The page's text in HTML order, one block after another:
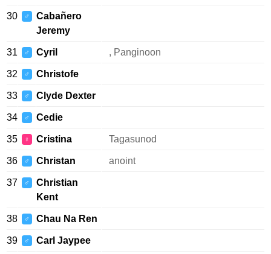
30 ♂
Cabañero
Jeremy
31 ♂ Cyril , Panginoon
32 ♂ Christofe
33 ♂ Clyde Dexter
34 ♂ Cedie
35 ♀ Cristina Tagasunod
36 ♂ Christan anoint
37 ♂
Christian
Kent
38 ♂ Chau Na Ren
39 ♂ Carl Jaypee